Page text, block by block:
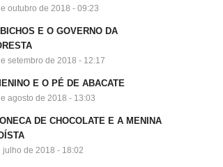
outubro de 2018 - 09:23
E O GOVERNO DA
setembro de 2018 - 12:17
E O PÉ DE ABACATE
agosto de 2018 - 13:03
DE CHOCOLATE E A MENINA
julho de 2018 - 18:02